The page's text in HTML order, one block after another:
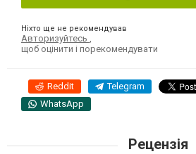
Ніхто ще не рекомендував
Авторизуйтесь ,
щоб оцінити і порекомендувати
Reddit Telegram
WhatsApp
Рецензія